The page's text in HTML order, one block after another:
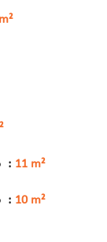
11 m²
10 m²